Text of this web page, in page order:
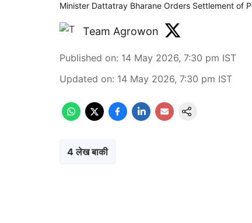
Minister Dattatray Bharane Orders Settlement of
Team Agrowon
Published on: 14 May 2026, 7:30 pm IST
Updated on: 14 May 2026, 7:30 pm IST
4 लेख बाकी